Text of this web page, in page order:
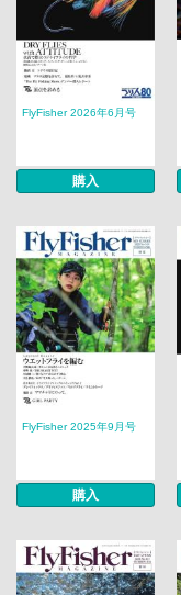
FlyFisher 2026年6月号
購入
FlyFisher 2025年9月号
購入